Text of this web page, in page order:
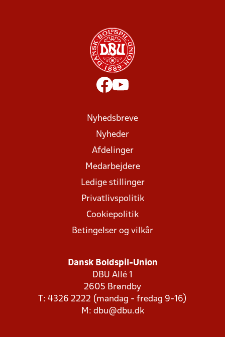
Nyhedsbreve
Nyheder
Afdelinger
Medarbejdere
Ledige stillinger
Privatlivspolitik
Cookiepolitik
Betingelser og vilkår
Dansk Boldspil-Union
DBU Allé 1
2605 Brøndby
T: 4326 2222 (mandag - fredag 9-16)
M: dbu@dbu.dk